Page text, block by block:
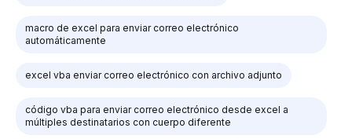
macro de excel para enviar correo electrónico
automáticamente
excel vba enviar correo electrónico con archivo adjunto
código vba para enviar correo electrónico desde excel a
múltiples destinatarios con cuerpo diferente